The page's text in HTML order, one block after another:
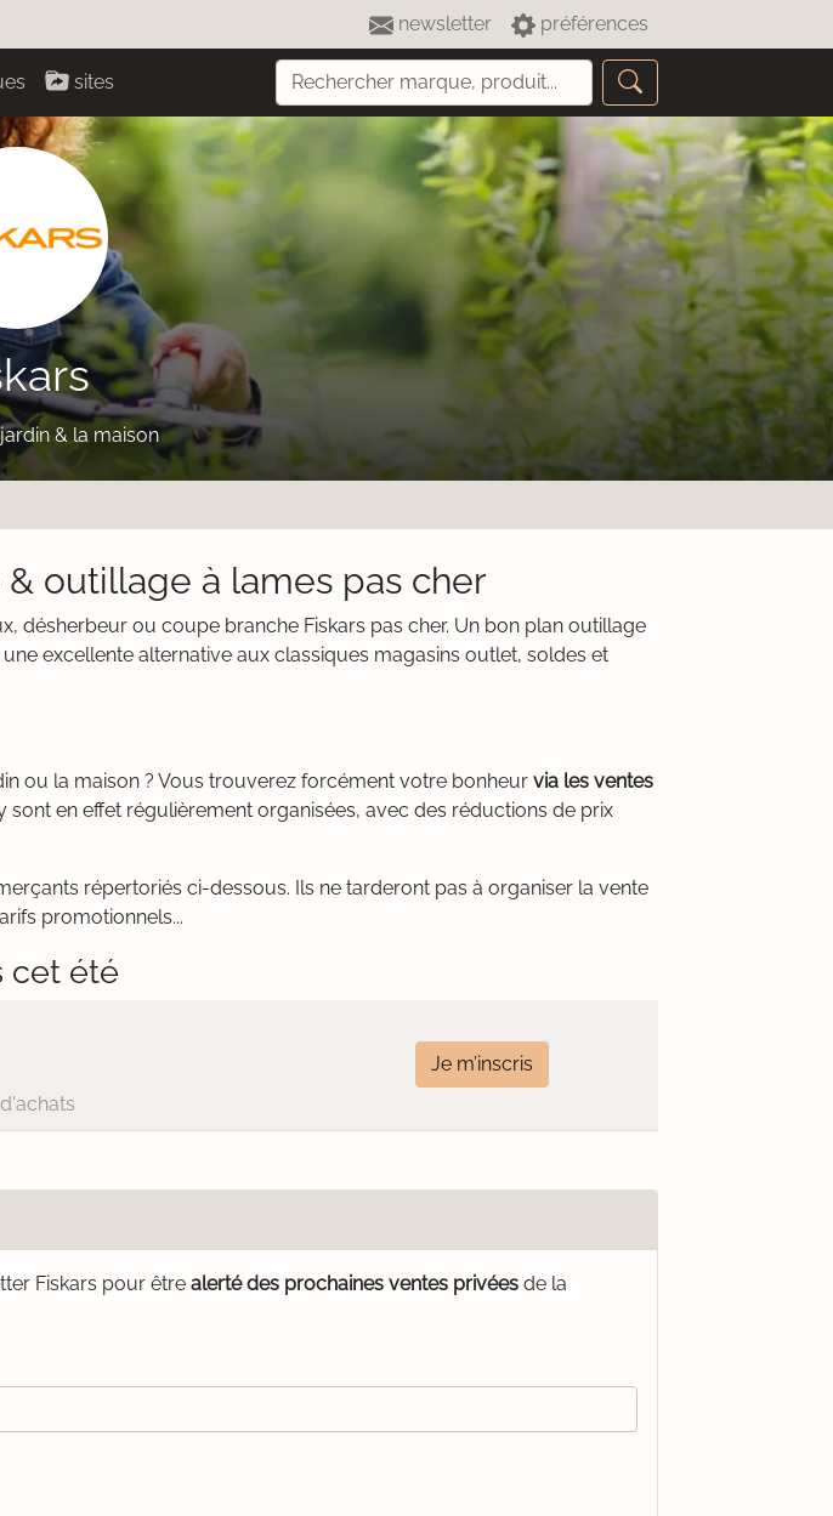
newsletter préférences
sites
& la maison
outillage à lames pas cher
désherbeur ou coupe branche Fiskars pas cher. Un bon plan outillage
excellente alternative aux classiques magasins outlet, soldes et
ou la maison ? Vous trouverez forcément votre bonheur via les ventes
en effet régulièrement organisées, avec des réductions de prix
répertoriés ci-dessous. Ils ne tarderont pas à organiser la vente
promotionnels...
cet été
Je m’inscris
Fiskars pour être alerté des prochaines ventes privées de la